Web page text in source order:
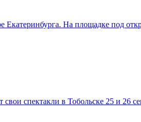
Екатеринбурга. На площадке под
спектакли в Тобольске 25 и 26